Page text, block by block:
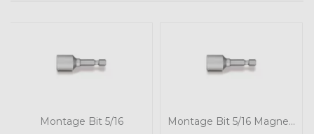
Montage Bit 5/16 Montage Bit 5/16 Magnetisch